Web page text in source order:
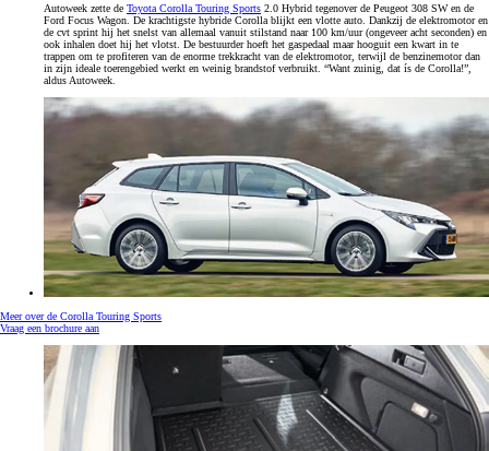
Autoweek zette de Toyota Corolla Touring Sports 2.0 Hybrid tegenover de Peugeot 308 SW en de
Ford Focus Wagon. De krachtigste hybride Corolla blijkt een vlotte auto. Dankzij de elektromotor en
de cvt sprint hij het snelst van allemaal vanuit stilstand naar 100 km/uur (ongeveer acht seconden) en
ook inhalen doet hij het vlotst. De bestuurder hoeft het gaspedaal maar hooguit een kwart in te
trappen om te profiteren van de enorme trekkracht van de elektromotor, terwijl de benzinemotor dan
in zijn ideale toerengebied werkt en weinig brandstof verbruikt. “Want zuinig, dat ís de Corolla!”,
aldus Autoweek.
Meer over de Corolla Touring Sports
Vraag een brochure aan